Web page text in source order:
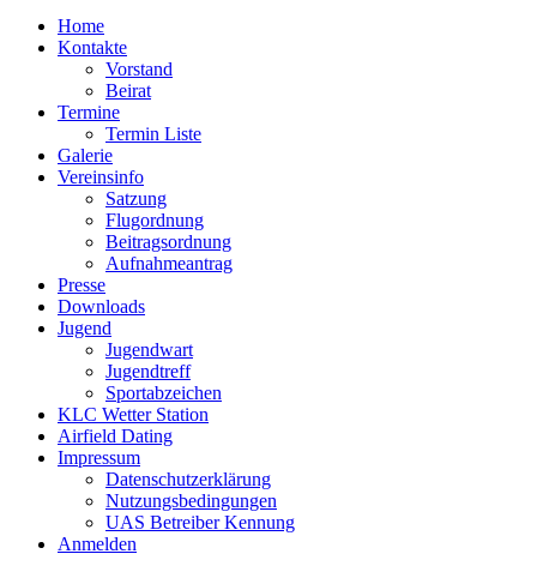
Home
Kontakte
Vorstand
Beirat
Termine
Termin Liste
Galerie
Vereinsinfo
Satzung
Flugordnung
Beitragsordnung
Aufnahmeantrag
Presse
Downloads
Jugend
Jugendwart
Jugendtreff
Sportabzeichen
KLC Wetter Station
Airfield Dating
Impressum
Datenschutzerklärung
Nutzungsbedingungen
UAS Betreiber Kennung
Anmelden